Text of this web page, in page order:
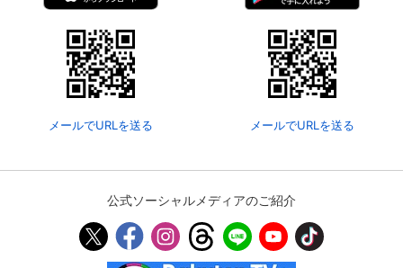
メールでURLを送る メールでURLを送る
公式ソーシャルメディアのご紹介